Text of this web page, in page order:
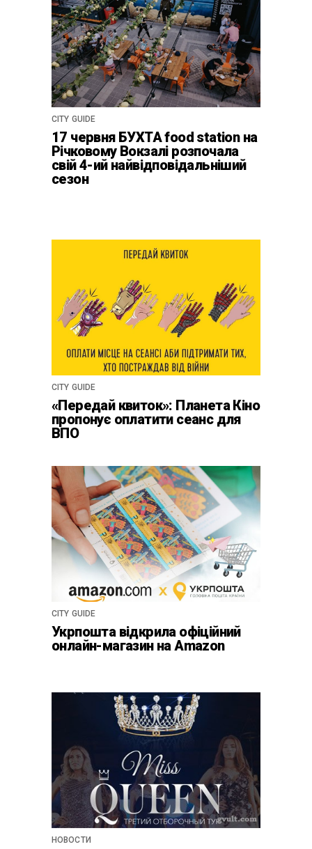
CITY GUIDE
17 червня БУХТА food station на
Річковому Вокзалі розпочала
свій 4-ий найвідповідальніший
сезон
CITY GUIDE
«Передай квиток»: Планета Кіно
пропонує оплатити сеанс для
ВПО
CITY GUIDE
Укрпошта відкрила офіційний
онлайн-магазин на Amazon
НОВОСТИ